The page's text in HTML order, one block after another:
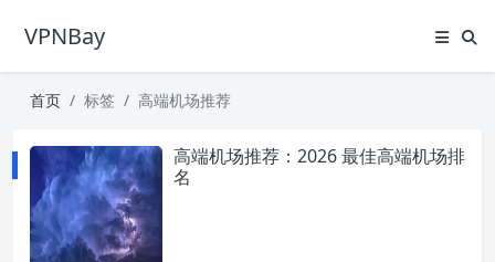
VPNBay
首页 标签 高端机场推荐
高端机场推荐：2026 最佳高端机场排
名